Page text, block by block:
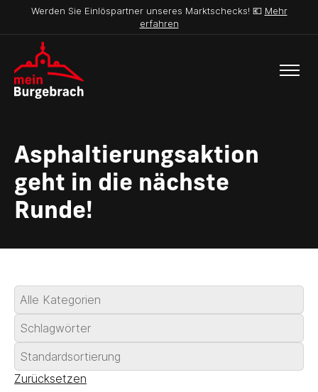
Werden Sie Einlöspartner unseres Marktschecks! 💶 Mehr
erfahren
Asphaltierungsaktion
geht in die nächste
Runde!
Zurücksetzen